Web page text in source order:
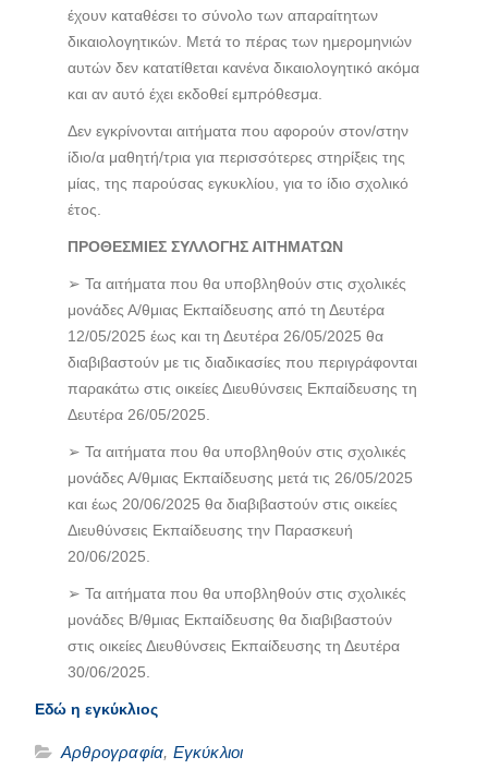
έχουν καταθέσει το σύνολο των απαραίτητων
δικαιολογητικών. Μετά το πέρας των ημερομηνιών
αυτών δεν κατατίθεται κανένα δικαιολογητικό ακόμα
και αν αυτό έχει εκδοθεί εμπρόθεσμα.
Δεν εγκρίνονται αιτήματα που αφορούν στον/στην
ίδιο/α μαθητή/τρια για περισσότερες στηρίξεις της
μίας, της παρούσας εγκυκλίου, για το ίδιο σχολικό
έτος.
ΠΡΟΘΕΣΜΙΕΣ ΣΥΛΛΟΓΗΣ ΑΙΤΗΜΑΤΩΝ
➢ Τα αιτήματα που θα υποβληθούν στις σχολικές
μονάδες Α/θμιας Εκπαίδευσης από τη Δευτέρα
12/05/2025 έως και τη Δευτέρα 26/05/2025 θα
διαβιβαστούν με τις διαδικασίες που περιγράφονται
παρακάτω στις οικείες Διευθύνσεις Εκπαίδευσης τη
Δευτέρα 26/05/2025.
➢ Τα αιτήματα που θα υποβληθούν στις σχολικές
μονάδες Α/θμιας Εκπαίδευσης μετά τις 26/05/2025
και έως 20/06/2025 θα διαβιβαστούν στις οικείες
Διευθύνσεις Εκπαίδευσης την Παρασκευή
20/06/2025.
➢ Τα αιτήματα που θα υποβληθούν στις σχολικές
μονάδες Β/θμιας Εκπαίδευσης θα διαβιβαστούν
στις οικείες Διευθύνσεις Εκπαίδευσης τη Δευτέρα
30/06/2025.
Εδώ η εγκύκλιος
Αρθρογραφία, Εγκύκλιοι